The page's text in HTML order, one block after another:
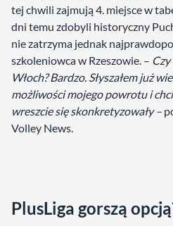
tej chwili zajmują 4. miejsce w
dni temu zdobyli historyczny
nie zatrzyma jednak
szkoleniowca w Rzeszowie. –
Włoch? Bardzo. Słyszałem już
możliwości mojego powrotu i
wreszcie się skonkretyzowały –
Volley News.
PlusLiga gorszą